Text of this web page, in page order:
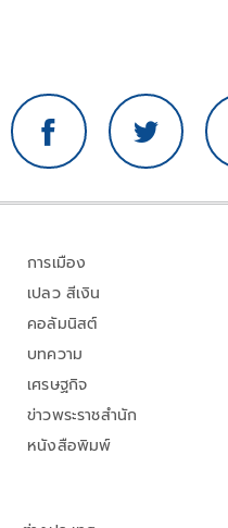
การเมือง
เปลว สีเงิน
คอลัมนิสต์
บทความ
เศรษฐกิจ
ข่าวพระราชสำนัก
หนังสือพิมพ์